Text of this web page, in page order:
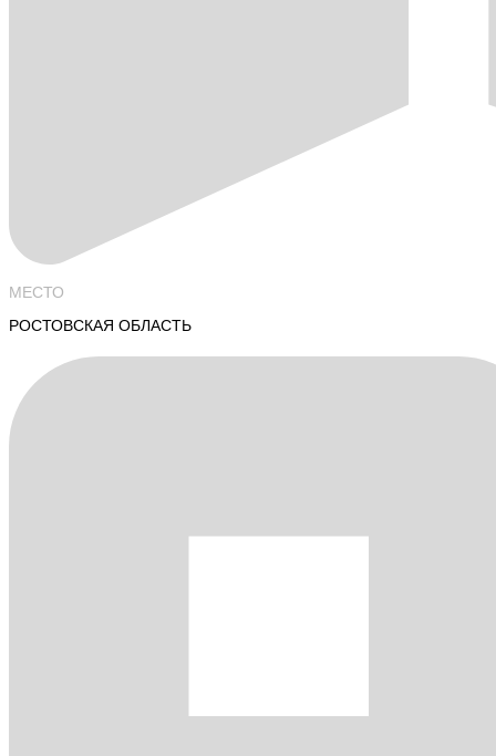
МЕСТО
РОСТОВСКАЯ ОБЛАСТЬ